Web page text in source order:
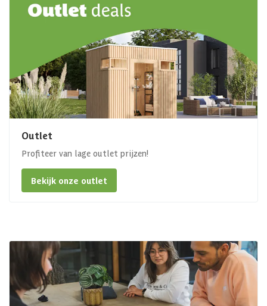
Outlet
Profiteer van lage outlet prijzen!
Bekijk onze outlet